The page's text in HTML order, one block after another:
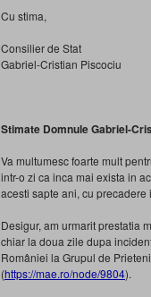
Cu stima,
Consilier de Stat
Gabriel-Cristian Piscociu
Stimate Domnule Gabriel-
Va multumesc foarte mult
intr-o zi ca inca mai exista in
acesti sapte ani, cu precadere
Desigur, am urmarit prestatia
chiar la doua zile dupa
României la Grupul de
(https://mae.ro/node/9804).